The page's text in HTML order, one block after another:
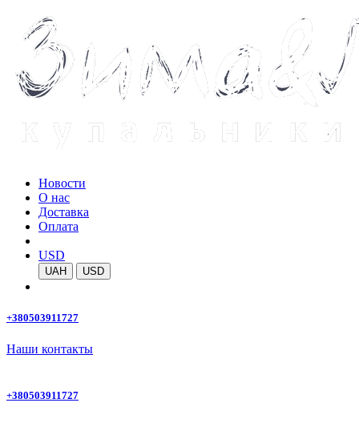
Новости
О нас
Доставка
Оплата
USD
UAH USD
+380503911727
Наши контакты
+380503911727